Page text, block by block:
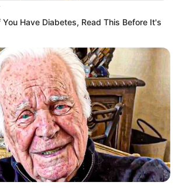
Have Diabetes, Read This Before It's